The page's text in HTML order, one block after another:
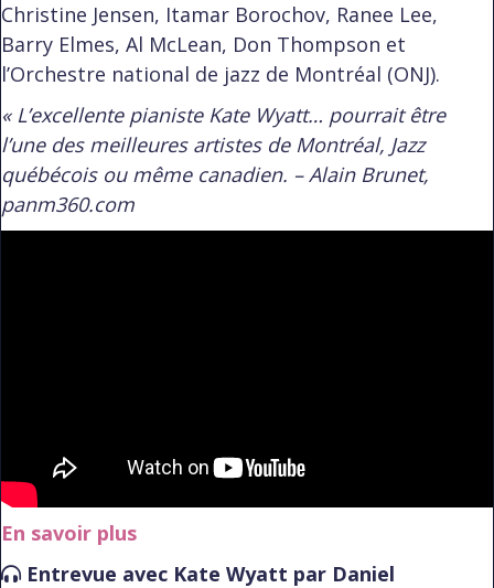
Christine Jensen, Itamar Borochov, Ranee Lee,
Barry Elmes, Al McLean, Don Thompson et
l’Orchestre national de jazz de Montréal (ONJ).
« L’excellente pianiste Kate Wyatt… pourrait être
l’une des meilleures artistes de Montréal, Jazz
québécois ou même canadien. – Alain Brunet,
panm360.com
En savoir plus
Entrevue avec Kate Wyatt par Daniel